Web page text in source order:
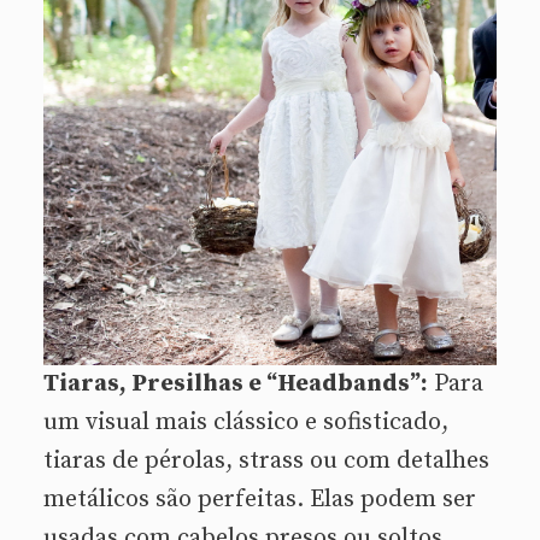
Tiaras, Presilhas e “Headbands”: Para
um visual mais clássico e sofisticado,
tiaras de pérolas, strass ou com detalhes
metálicos são perfeitas. Elas podem ser